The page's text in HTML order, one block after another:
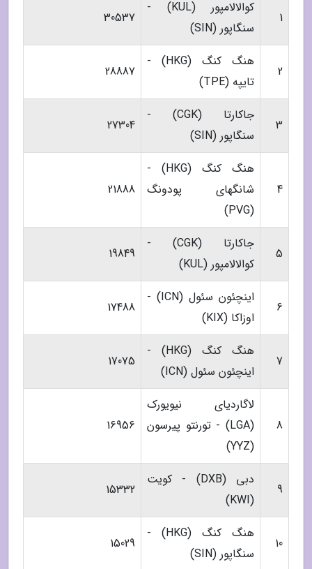
1
کوالالامپور (KUL) -
سنگاپور (SIN)
30537
2
هنگ کنگ (HKG) -
تایپه (TPE)
28887
3
جاکارتا (CGK) -
سنگاپور (SIN)
27304
4
هنگ کنگ (HKG) -
شانگهای پودونگ
(PVG)
21888
5
جاکارتا (CGK) -
کوالالامپور (KUL)
19849
6
اینچئون سئول (ICN) -
اوزاکا (KIX)
17488
7
هنگ کنگ (HKG) -
اینچئون سئول (ICN)
17075
8
لاگاردیای نیویورک
(LGA) - تورنتو پیرسون
(YYZ)
16956
9
دبی (DXB) - کویت
(KWI)
15332
10
هنگ کنگ (HKG) -
سنگاپور (SIN)
15029